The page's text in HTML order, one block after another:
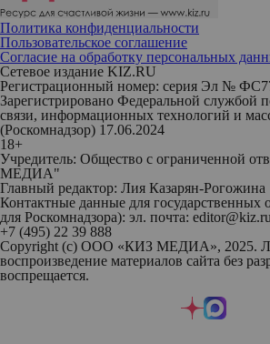
Политика конфиденциальности
Пользовательское соглашение
Согласие на обработку персональных
Сетевое издание KIZ.RU
Регистрационный номер: серия Эл №
Зарегистрировано Федеральной службой
связи, информационных технологий и
(Роскомнадзор) 17.06.2024
18+
Учредитель: Общество с ограниченной
МЕДИА"
Главный редактор: Лия Казарян-Рогожина
Контактные данные для государственных
для Роскомнадзора): эл. почта:
+7 (495) 22 39 888
Copyright (с) ООО «КИЗ МЕДИА», 2025.
воспроизведение материалов сайта без
воспрещается.